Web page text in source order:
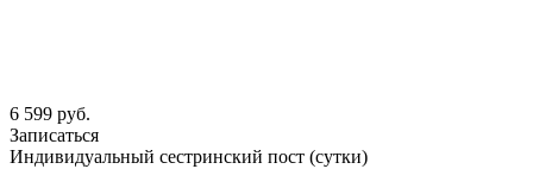
6 599 руб.
Записаться
Индивидуальный сестринский пост (сутки)